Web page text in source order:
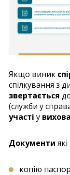
Якщо виник
спілкування з
звертається
(служби у
участі у
Документи
копію